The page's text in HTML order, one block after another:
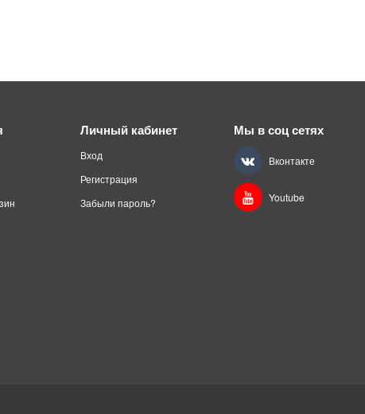
Личный кабинет
Вход
Регистрация
Забыли пароль?
Мы в соц сетях
Вконтакте
Youtube